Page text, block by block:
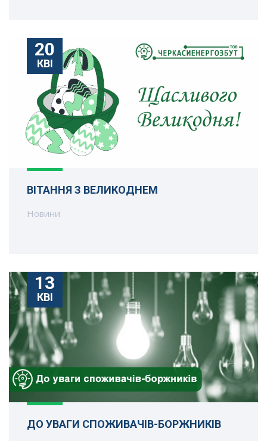
20
КВІ
ВІТАННЯ З ВЕЛИКОДНЕМ
Новини
13
КВІ
ДО УВАГИ СПОЖИВАЧІВ-БОРЖНИКІВ